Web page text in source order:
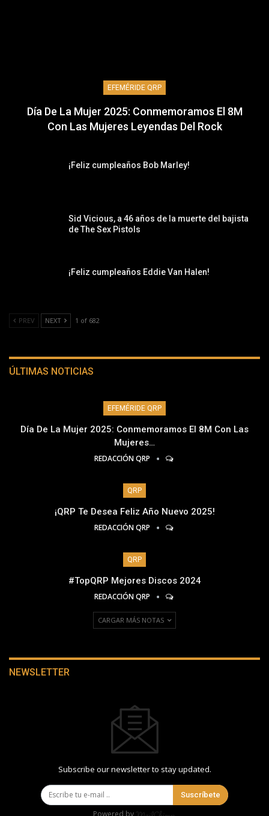
EFEMÉRIDE QRP
Día De La Mujer 2025: Conmemoramos El 8M
Con Las Mujeres Leyendas Del Rock
¡Feliz cumpleaños Bob Marley!
Sid Vicious, a 46 años de la muerte del bajista
de The Sex Pistols
¡Feliz cumpleaños Eddie Van Halen!
PREV NEXT 1 of 682
ÚLTIMAS NOTICIAS
EFEMÉRIDE QRP
Día De La Mujer 2025: Conmemoramos El 8M Con Las
Mujeres…
REDACCIÓN QRP
QRP
¡QRP Te Desea Feliz Año Nuevo 2025!
REDACCIÓN QRP
QRP
#TopQRP Mejores Discos 2024
REDACCIÓN QRP
CARGAR MÁS NOTAS
NEWSLETTER
Subscribe our newsletter to stay updated.
Suscríbete